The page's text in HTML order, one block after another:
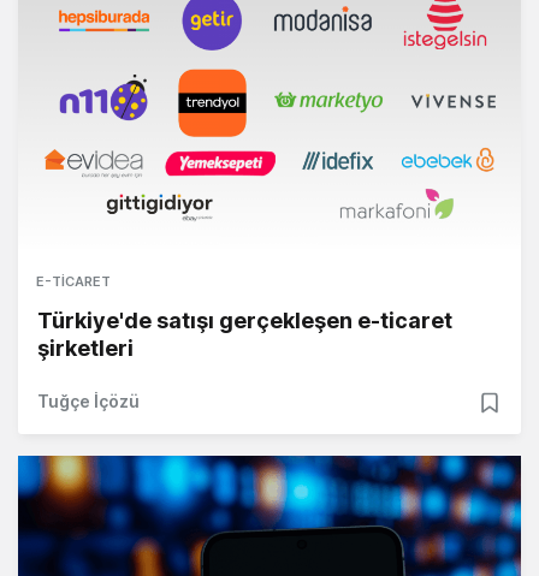
E-TICARET
Türkiye'de satışı gerçekleşen e-ticaret
şirketleri
Tuğçe İçözü